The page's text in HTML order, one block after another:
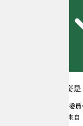
印刷小科普｜什麼
FSC™（森林管理委員
FSC™ 認證，代表它來